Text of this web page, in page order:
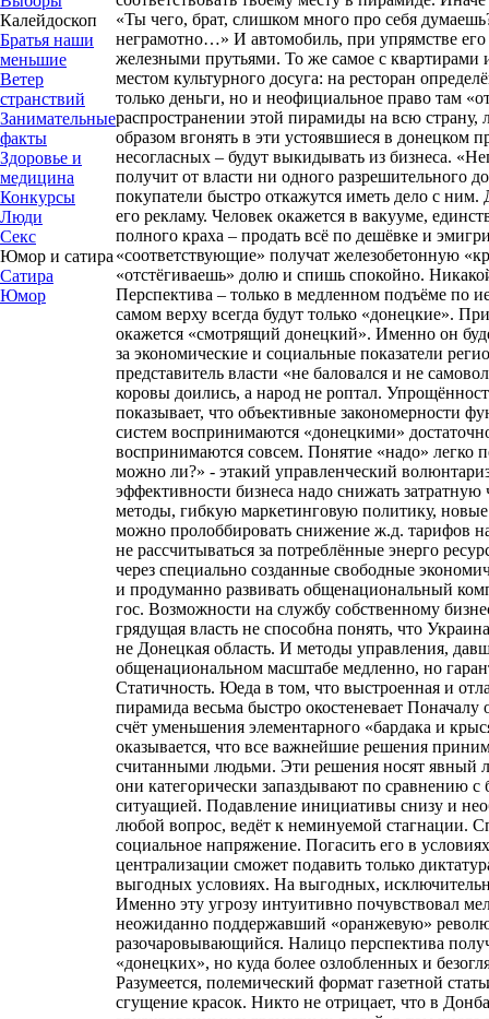
Калейдоскоп
Братья наши
меньшие
Ветер
странствий
Занимательные
факты
Здоровье и
медицина
Конкурсы
Люди
Секс
Юмор и сатира
Сатира
Юмор
«Ты чего, брат, слишком много про себя
неграмотно…» И автомобиль, при упрямстве его
железными прутьями. То же самое с квартирами
местом культурного досуга: на ресторан
только деньги, но и неофициальное право там
распространении этой пирамиды на всю
образом вгонять в эти устоявшиеся в донецком
несогласных – будут выкидывать из бизнеса.
получит от власти ни одного разрешительного
покупатели быстро откажутся иметь дело с
его рекламу. Человек окажется в вакууме,
полного краха – продать всё по дешёвке и
«соответствующие» получат железобетонную
«отстёгиваешь» долю и спишь спокойно.
Перспектива – только в медленном подъёме по
самом верху всегда будут только «донецкие».
окажется «смотрящий донецкий». Именно он
за экономические и социальные показатели
представитель власти «не баловался и не
коровы доились, а народ не роптал.
показывает, что объективные закономерности
систем воспринимаются «донецкими»
воспринимаются совсем. Понятие «надо» легко
можно ли?» - этакий управленческий
эффективности бизнеса надо снижать затратную
методы, гибкую маркетинговую политику,
можно пролоббировать снижение ж.д. тарифов
не рассчитываться за потреблённые энерго
через специально созданные свободные
и продуманно развивать общенациональный
гос. Возможности на службу собственному
грядущая власть не способна понять, что
не Донецкая область. И методы управления,
общенациональном масштабе медленно, но
Статичность. Юеда в том, что выстроенная и
пирамида весьма быстро окостеневает Поначалу
счёт уменьшения элементарного «бардака и
оказывается, что все важнейшие решения
считанными людьми. Эти решения носят явный
они категорически запаздывают по сравнению
ситуащией. Подавление инициативы снизу и
любой вопрос, ведёт к неминуемой стагнации.
социальное напряжение. Погасить его в
централизации сможет подавить только
выгодных условиях. На выгодных,
Именно эту угрозу интуитивно почувствовал
неожиданно поддержавший «оранжевую»
разочаровывающийся. Налицо перспектива
«донецких», но куда более озлобленных и
Разумеется, полемический формат газетной
сгущение красок. Никто не отрицает, что в